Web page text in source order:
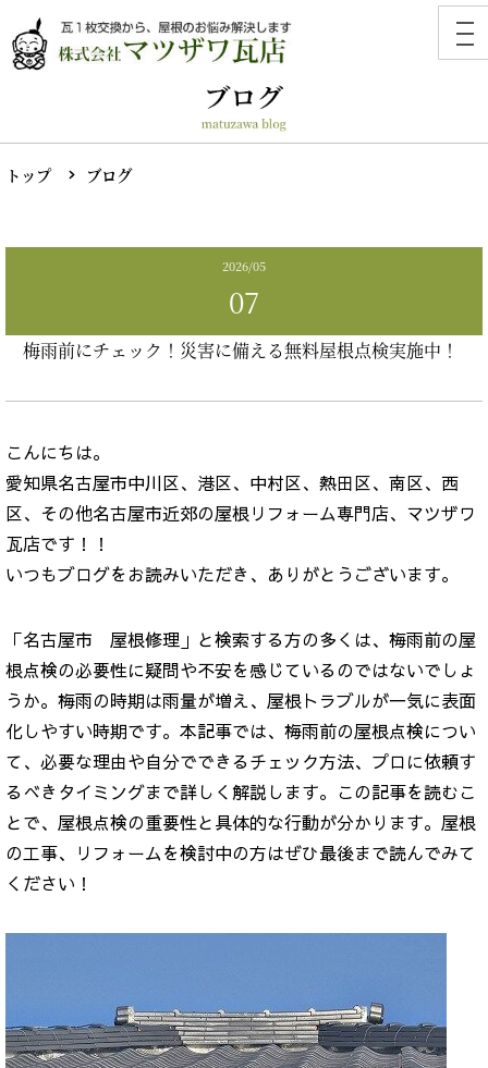
トップ ブログ
2026/05
07
梅雨前にチェック！災害に備える無料屋根点検実施中！
こんにちは。
愛知県名古屋市中川区、港区、中村区、熱田区、南区、西
区、その他名古屋市近郊の屋根リフォーム専門店、マツザワ
瓦店です！！
いつもブログをお読みいただき、ありがとうございます。
「名古屋市 屋根修理」と検索する方の多くは、梅雨前の屋
根点検の必要性に疑問や不安を感じているのではないでしょ
うか。梅雨の時期は雨量が増え、屋根トラブルが一気に表面
化しやすい時期です。本記事では、梅雨前の屋根点検につい
て、必要な理由や自分でできるチェック方法、プロに依頼す
るべきタイミングまで詳しく解説します。この記事を読むこ
とで、屋根点検の重要性と具体的な行動が分かります。屋根
の工事、リフォームを検討中の方はぜひ最後まで読んでみて
ください！